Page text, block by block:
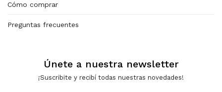
Cómo comprar
Preguntas frecuentes
Únete a nuestra newsletter
¡Suscribite y recibí todas nuestras novedades!